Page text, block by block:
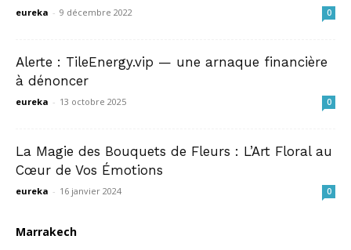
eureka - 9 décembre 2022 0
Alerte : TileEnergy.vip — une arnaque financière
à dénoncer
eureka - 13 octobre 2025 0
La Magie des Bouquets de Fleurs : L’Art Floral au
Cœur de Vos Émotions
eureka - 16 janvier 2024 0
Marrakech